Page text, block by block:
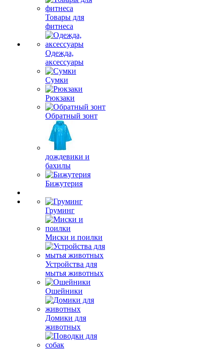
Товары для
фитнеса
Одежда,
аксессуары
Сумки
Рюкзаки
Обратный зонт
дождевики и
бахилы
Бижутерия
Груминг
Миски и поилки
Устройства для
мытья животных
Ошейники
Домики для
животных